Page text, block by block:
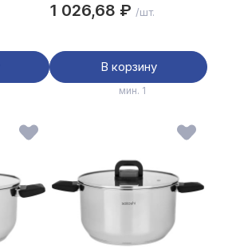
ручки, индукция
1 026,68 ₽ /шт.
В корзину
мин. 1